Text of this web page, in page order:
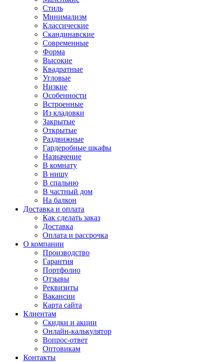
Стиль
Минимализм
Классические
Скандинавские
Современные
Форма
Высокие
Квадратные
Угловые
Низкие
Особенности
Встроенные
Из кладовки
Закрытые
Открытые
Раздвижные
Гардеробные шкафы
Назначение
В комнату
В нишу
В спальню
В частный дом
На балкон
Доставка и оплата
Как сделать заказ
Доставка
Оплата и рассрочка
О компании
Производство
Гарантия
Портфолио
Отзывы
Реквизиты
Вакансии
Карта сайта
Клиентам
Скидки и акции
Онлайн-калькулятор
Вопрос-ответ
Оптовикам
Контакты